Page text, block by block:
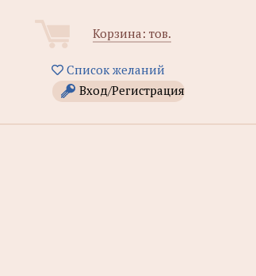
Корзина: тов.
Список желаний
Вход/Регистрация